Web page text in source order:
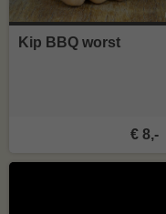
Kip BBQ worst
€ 8,-